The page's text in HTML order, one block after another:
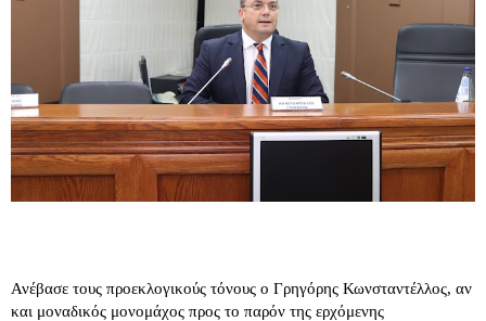
Ανέβασε τους προεκλογικούς τόνους ο Γρηγόρης Κωνσταντέλλος, αν
και μοναδικός μονομάχος προς το παρόν της ερχόμενης